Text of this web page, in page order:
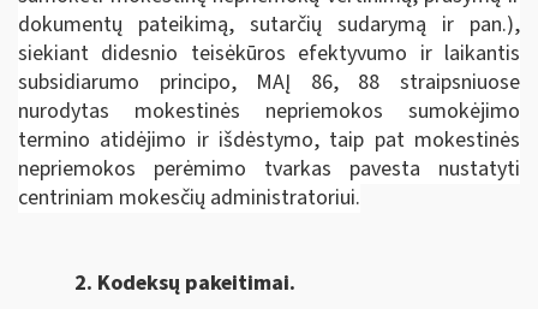
dokumentų pateikimą, sutarčių sudarymą ir pan.),
siekiant didesnio teisėkūros efektyvumo ir laikantis
subsidiarumo principo, MAĮ 86, 88 straipsniuose
nurodytas mokestinės nepriemokos sumokėjimo
termino atidėjimo ir išdėstymo, taip pat mokestinės
nepriemokos perėmimo tvarkas pavesta nustatyti
centriniam mokesčių administratoriui.
2. Kodeksų pakeitimai.